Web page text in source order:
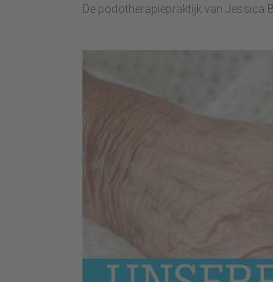
De podotherapiepraktijk van Jessica